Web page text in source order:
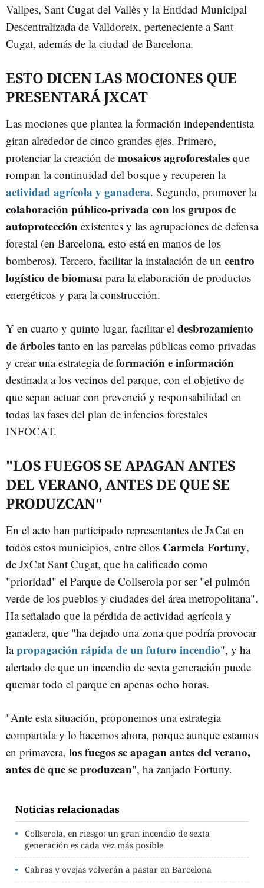
Vallpes, Sant Cugat del Vallès y la Entidad Municipal
Descentralizada de Valldoreix, perteneciente a Sant
Cugat, además de la ciudad de Barcelona.
ESTO DICEN LAS MOCIONES QUE
PRESENTARÁ JXCAT
Las mociones que plantea la formación independentista
giran alrededor de cinco grandes ejes. Primero,
protenciar la creación de mosaicos agroforestales que
rompan la continuidad del bosque y recuperen la
actividad agrícola y ganadera. Segundo, promover la
colaboración público-privada con los grupos de
autoprotección existentes y las agrupaciones de defensa
forestal (en Barcelona, esto está en manos de los
bomberos). Tercero, facilitar la instalación de un centro
logístico de biomasa para la elaboración de productos
energéticos y para la construcción.
Y en cuarto y quinto lugar, facilitar el desbrozamiento
de árboles tanto en las parcelas públicas como privadas
y crear una estrategia de formación e información
destinada a los vecinos del parque, con el objetivo de
que sepan actuar con prevenció y responsabilidad en
todas las fases del plan de infencios forestales
INFOCAT.
"LOS FUEGOS SE APAGAN ANTES
DEL VERANO, ANTES DE QUE SE
PRODUZCAN"
En el acto han participado representantes de JxCat en
todos estos municipios, entre ellos Carmela Fortuny,
de JxCat Sant Cugat, que ha calificado como
"prioridad" el Parque de Collserola por ser "el pulmón
verde de los pueblos y ciudades del área metropolitana".
Ha señalado que la pérdida de actividad agrícola y
ganadera, que "ha dejado una zona que podría provocar
lapropagación rápida de un futuro incendio", y ha
alertado de que un incendio de sexta generación puede
quemar todo el parque en apenas ocho horas.
"Ante esta situación, proponemos una estrategia
compartida y lo hacemos ahora, porque aunque estamos
en primavera, los fuegos se apagan antes del verano,
antes de que se produzcan", ha zanjado Fortuny.
Noticias relacionadas
Collserola, en riesgo: un gran incendio de sexta
generación es cada vez más posible
Cabras y ovejas volverán a pastar en Barcelona